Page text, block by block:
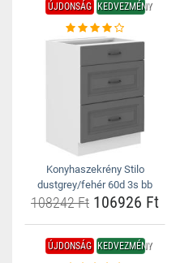
ÚJDONSÁG KEDVEZMÉNY
Konyhaszekrény Stilo
dustgrey/fehér 60d 3s bb
108242 Ft 106926 Ft
ÚJDONSÁG KEDVEZMÉNY